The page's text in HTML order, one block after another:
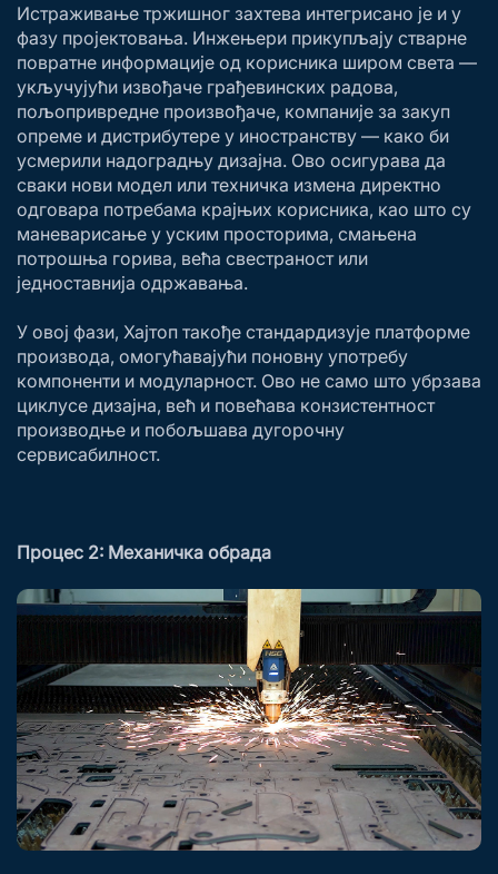
Истраживање тржишног захтева интегрисано је и у
фазу пројектовања. Инжењери прикупљају стварне
повратне информације од корисника широм света —
укључујући извођаче грађевинских радова,
пољопривредне произвођаче, компаније за закуп
опреме и дистрибутере у иностранству — како би
усмерили надоградњу дизајна. Ово осигурава да
сваки нови модел или техничка измена директно
одговара потребама крајњих корисника, као што су
маневарисање у уским просторима, смањена
потрошња горива, већа свестраност или
једноставнија одржавања.
У овој фази, Хајтоп такође стандардизује платформе
производа, омогућавајући поновну употребу
компоненти и модуларност. Ово не само што убрзава
циклусе дизајна, већ и повећава конзистентност
производње и побољшава дугорочну
сервисабилност.
Процес 2: Механичка обрада